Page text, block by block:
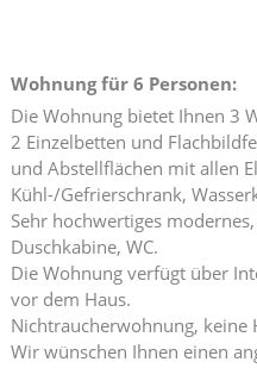
Wohnung für 6 Personen:
Die Wohnung bietet Ihnen 3
2 Einzelbetten und
und Abstellflächen mit allen
Kühl-/Gefrierschrank,
Sehr hochwertiges
Duschkabine, WC.
Die Wohnung verfügt über
vor dem Haus.
Nichtraucherwohnung, keine
Wir wünschen Ihnen einen